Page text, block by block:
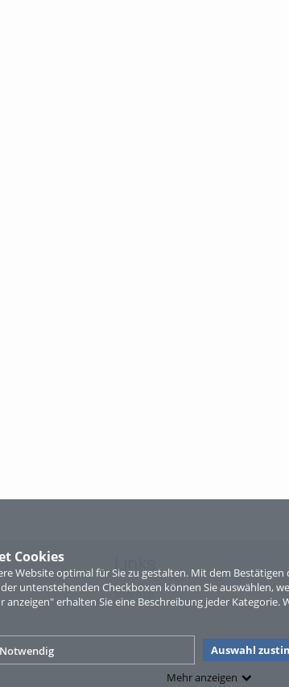
Cookies
Website optimal für Sie zu gestalten. Mit dem
untenstehenden Checkboxen können Sie auswählen,
anzeigen" erhalten Sie eine Beschreibung jeder
Notwendig Auswahl
Mehr anzeigen
Links
Sitemap